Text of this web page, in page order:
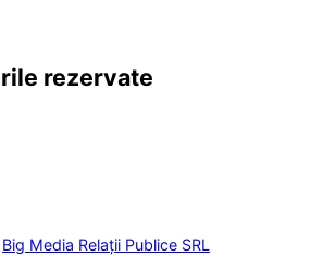
rezervate
Big Media Relații Publice SRL